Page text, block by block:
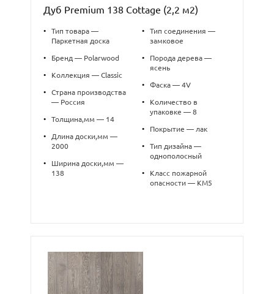
Дуб Premium 138 Cottage (2,2 м2)
•
Тип товара —
Паркетная доска
• Бренд — Polarwood
• Коллекция — Classic
•
Страна производства
— Россия
• Толщина,мм — 14
•
Длина доски,мм —
2000
•
Ширина доски,мм —
138
•
Тип соединения —
замковое
•
Порода дерева —
ясень
• Фаска — 4V
•
Количество в
упаковке — 8
• Покрытие — лак
•
Тип дизайна —
однополосный
•
Класс пожарной
опасности — КМ5